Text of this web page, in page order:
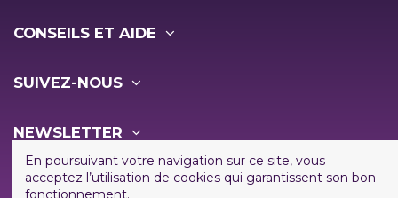
CONSEILS ET AIDE
SUIVEZ-NOUS
NEWSLETTER
En poursuivant votre navigation sur ce site, vous
acceptez l’utilisation de cookies qui garantissent son bon
fonctionnement.